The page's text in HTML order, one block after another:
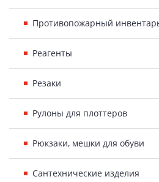
Противопожарный
Реагенты
Резаки
Рулоны для плоттеров
Рюкзаки, мешки для обуви
Сантехнические изделия